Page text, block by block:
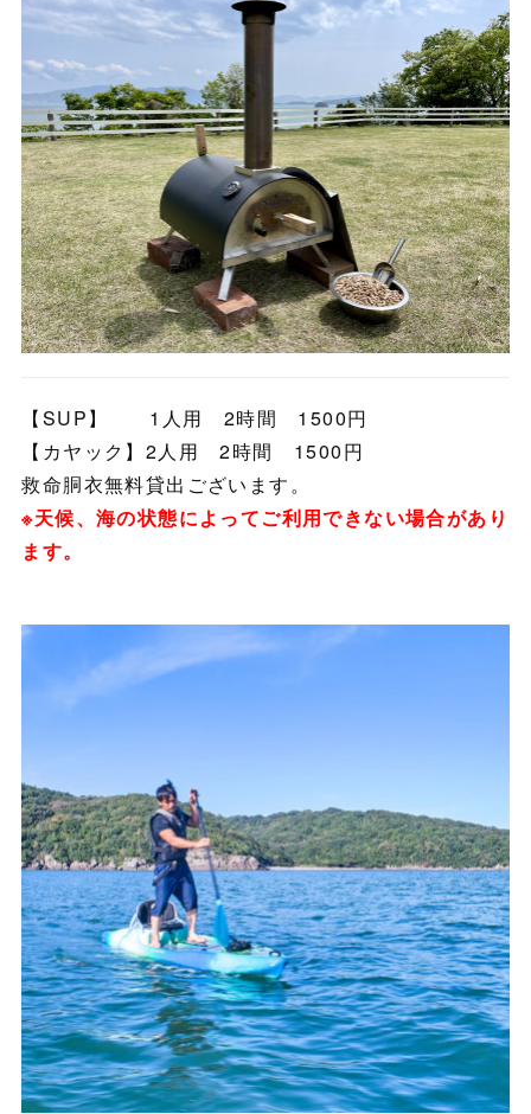
【SUP】 1人用 2時間 1500円
【カヤック】2人用 2時間 1500円
救命胴衣無料貸出ございます。
※天候、海の状態によってご利用できない場合があり
ます。